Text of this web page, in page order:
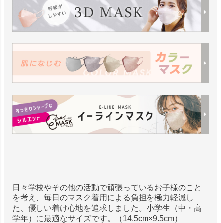
日々学校やその他の活動で頑張っているお子様のこと
を考え、毎日のマスク着用による負担を極力軽減し
た、優しい着け心地を追求しました。小学生（中・高
学年）に最適なサイズです。（14.5cm×9.5cm）